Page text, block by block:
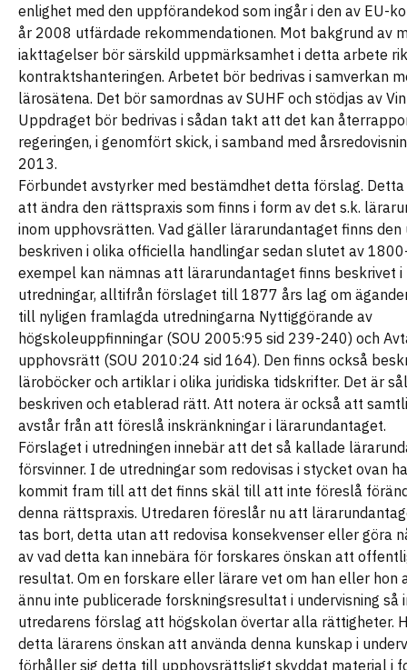
enlighet med den uppförandekod som ingår i den av EU-
år 2008 utfärdade rekommendationen. Mot bakgrund av
iakttagelser bör särskild uppmärksamhet i detta arbete
kontraktshanteringen. Arbetet bör bedrivas i samverkan
lärosätena. Det bör samordnas av SUHF och stödjas av
Uppdraget bör bedrivas i sådan takt att det kan
regeringen, i genomfört skick, i samband med
2013.
Förbundet avstyrker med bestämdhet detta förslag.
att ändra den rättspraxis som finns i form av det s.k.
inom upphovsrätten. Vad gäller lärarundantaget finns
beskriven i olika officiella handlingar sedan slutet av
exempel kan nämnas att lärarundantaget finns beskrivet
utredningar, alltifrån förslaget till 1877 års lag om
till nyligen framlagda utredningarna Nyttiggörande av
högskoleuppfinningar (SOU 2005:95 sid 239-240) och
upphovsrätt (SOU 2010:24 sid 164). Den finns också
läroböcker och artiklar i olika juridiska tidskrifter. Det är
beskriven och etablerad rätt. Att notera är också att
avstår från att föreslå inskränkningar i lärarundantaget.
Förslaget i utredningen innebär att det så kallade
försvinner. I de utredningar som redovisas i stycket ovan
kommit fram till att det finns skäl till att inte föreslå
denna rättspraxis. Utredaren föreslår nu att
tas bort, detta utan att redovisa konsekvenser eller göra
av vad detta kan innebära för forskares önskan att
resultat. Om en forskare eller lärare vet om han eller hon
ännu inte publicerade forskningsresultat i undervisning så
utredarens förslag att högskolan övertar alla rättigheter.
detta lärarens önskan att använda denna kunskap i
förhåller sig detta till upphovsrättsligt skyddat material i